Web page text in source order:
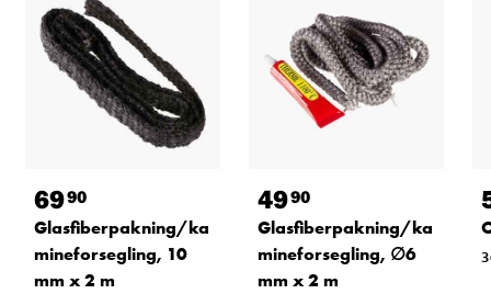
6990
Glasfiberpakning/ka
mineforsegling, 10
mm x 2 m
4990
Glasfiberpakning/ka
mineforsegling, ∅6
mm x 2 m